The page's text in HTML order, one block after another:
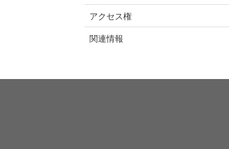
アクセス権
関連情報